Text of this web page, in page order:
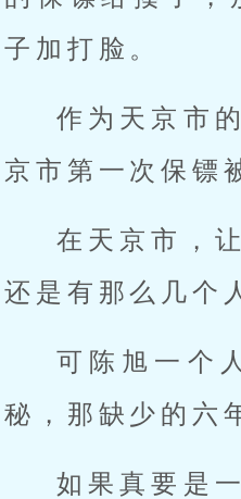
子加打脸。
作为天京市
京市第一次保镖
在天京市，
还是有那么几个
可陈旭一个
秘，那缺少的六
如果真要是